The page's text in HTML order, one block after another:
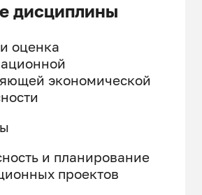
дисциплины
оценка
экономической
и планирование
проектов